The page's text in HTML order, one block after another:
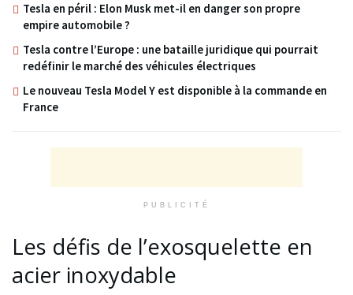
Tesla en péril : Elon Musk met-il en danger son propre
empire automobile ?
Tesla contre l’Europe : une bataille juridique qui pourrait
redéfinir le marché des véhicules électriques
Le nouveau Tesla Model Y est disponible à la commande en
France
PUBLICITÉ
Les défis de l’exosquelette en
acier inoxydable